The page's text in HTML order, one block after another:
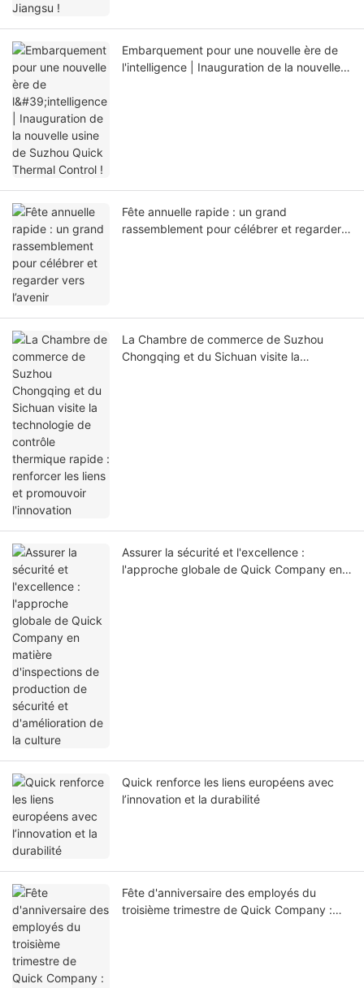
Embarquement pour une nouvelle ère de
l'intelligence | Inauguration de la nouvelle
Fête annuelle rapide : un grand
rassemblement pour célébrer et regarder
La Chambre de commerce de Suzhou
Chongqing et du Sichuan visite la
Assurer la sécurité et l'excellence :
l'approche globale de Quick Company en
Quick renforce les liens européens avec
l’innovation et la durabilité
Fête d'anniversaire des employés du
troisième trimestre de Quick Company :